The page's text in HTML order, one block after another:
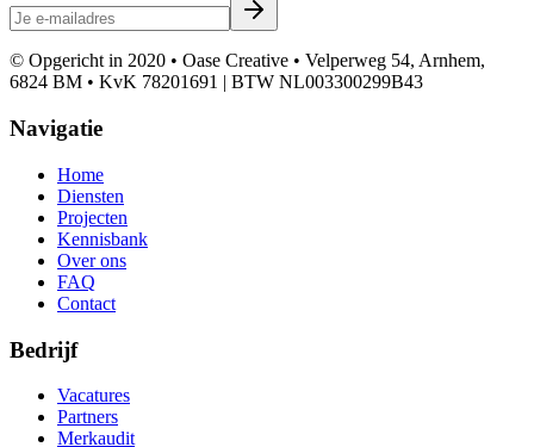
© Opgericht in 2020 • Oase Creative • Velperweg 54, Arnhem,
6824 BM • KvK 78201691 | BTW NL003300299B43
Navigatie
Home
Diensten
Projecten
Kennisbank
Over ons
FAQ
Contact
Bedrijf
Vacatures
Partners
Merkaudit